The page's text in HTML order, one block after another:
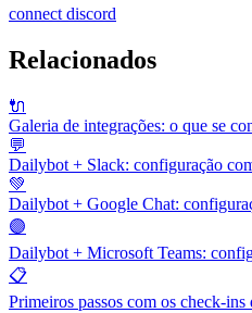
connect discord
Relacionados
🔌
Galeria de integrações: o que se
💬
Dailybot + Slack: configuração
💚
Dailybot + Google Chat:
🟣
Dailybot + Microsoft Teams:
📋
Primeiros passos com os check-